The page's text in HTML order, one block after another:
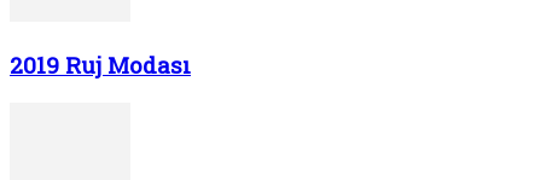
2019 Ruj Modası